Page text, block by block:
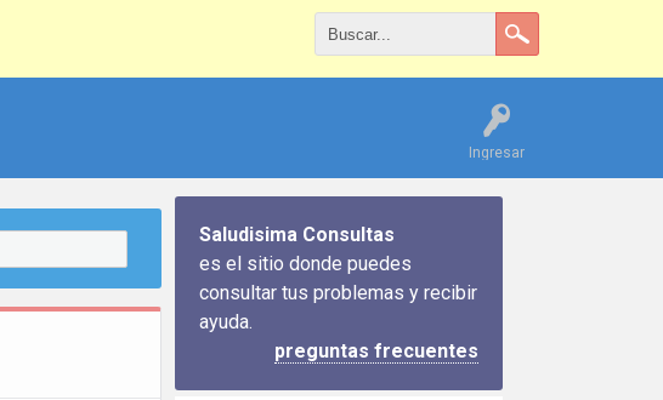
Ingresar
Saludisima Consultas
es el sitio donde puedes
consultar tus problemas y recibir
ayuda.
preguntas frecuentes